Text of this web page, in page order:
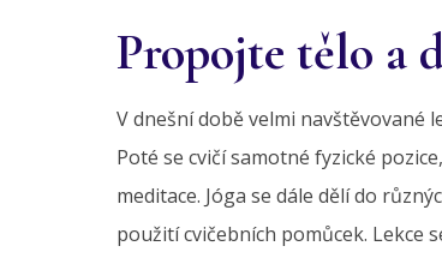
Propojte tělo a
V dnešní době velmi navštěvované
Poté se cvičí samotné fyzické
meditace. Jóga se dále dělí do
použití cvičebních pomůcek. Lekce